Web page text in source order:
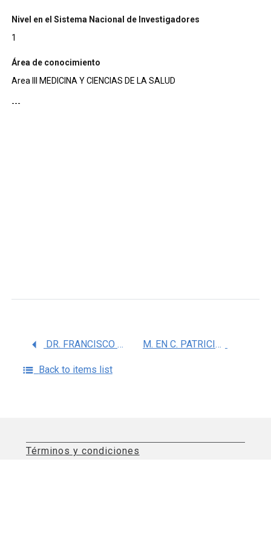
Nivel en el Sistema Nacional de Investigadores
1
Área de conocimiento
Area III MEDICINA Y CIENCIAS DE LA SALUD
---
DR. FRANCISCO JAVIER PRADO PRADO M. EN C. PATRICIA LOPEZ ROMERO
Back to items list
Términos y condiciones